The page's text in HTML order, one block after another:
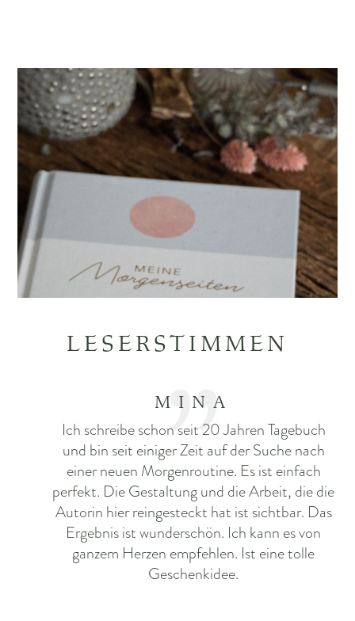
LESERSTIMMEN
MINA
Ich schreibe schon seit 20 Jahren Tagebuch
und bin seit einiger Zeit auf der Suche nach
einer neuen Morgenroutine. Es ist einfach
perfekt. Die Gestaltung und die Arbeit, die die
Autorin hier reingesteckt hat ist sichtbar. Das
Ergebnis ist wunderschön. Ich kann es von
ganzem Herzen empfehlen. Ist eine tolle
Geschenkidee.